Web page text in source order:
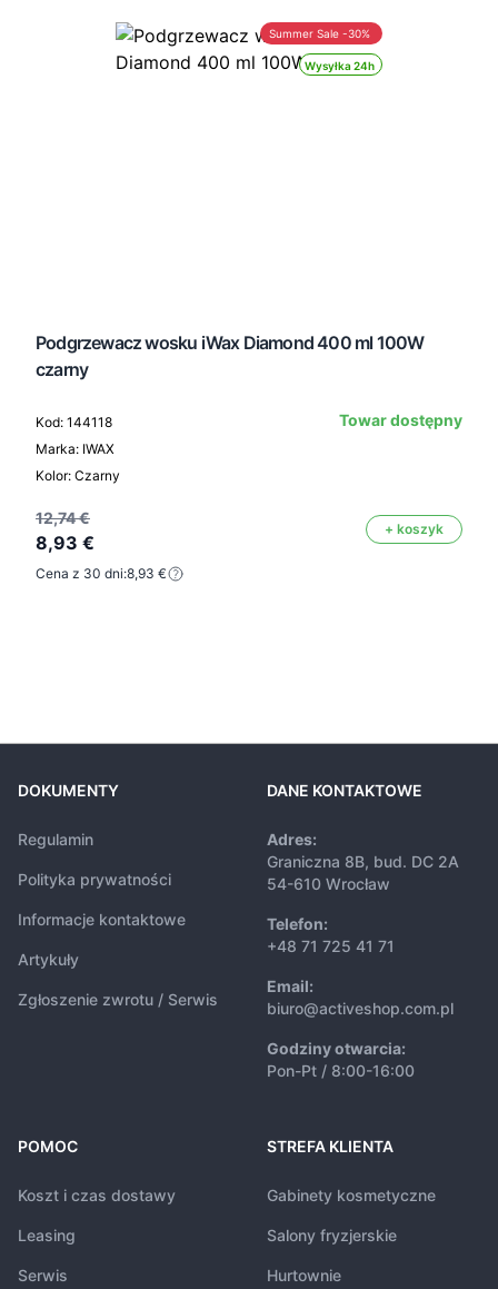
Wysyłka 24h
Summer Sale -30%
Podgrzewacz wosku iWax Diamond 400 ml 100W
czarny
Kod: 144118
Marka: IWAX
Kolor: Czarny
Towar dostępny
12,74 €
8,93 €
+ koszyk
Cena z 30 dni:8,93 €
DOKUMENTY
Regulamin
Polityka prywatności
Informacje kontaktowe
Artykuły
Zgłoszenie zwrotu / Serwis
DANE KONTAKTOWE
Adres:
Graniczna 8B, bud. DC 2A
54-610 Wrocław
Telefon:
+48 71 725 41 71
Email:
biuro@activeshop.com.pl
Godziny otwarcia:
Pon-Pt / 8:00-16:00
POMOC
Koszt i czas dostawy
Leasing
Serwis
STREFA KLIENTA
Gabinety kosmetyczne
Salony fryzjerskie
Hurtownie